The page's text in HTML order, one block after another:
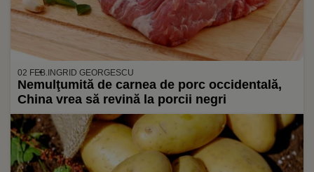
02 FEB. INGRID GEORGESCU
Nemulţumită de carnea de porc occidentală,
China vrea să revină la porcii negri